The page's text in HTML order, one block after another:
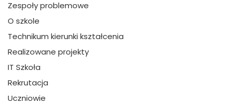
Zespoły problemowe
O szkole
Technikum kierunki kształcenia
Realizowane projekty
IT Szkoła
Rekrutacja
Uczniowie